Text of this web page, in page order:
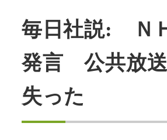
毎日社説: Ｎ
発言 公共放
失った